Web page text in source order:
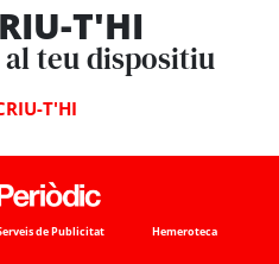
T'HI
teu dispositiu
T'HI
de Publicitat Hemeroteca